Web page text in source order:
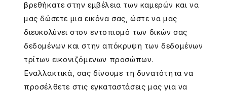
βρεθήκατε στην εμβέλεια των καμερών και να
μας δώσετε μια εικόνα σας, ώστε να μας
διευκολύνει στον εντοπισμό των δικών σας
δεδομένων και στην απόκρυψη των δεδομένων
τρίτων εικονιζόμενων προσώπων.
Εναλλακτικά, σας δίνουμε τη δυνατότητα να
προσέλθετε στις εγκαταστάσεις μας για να